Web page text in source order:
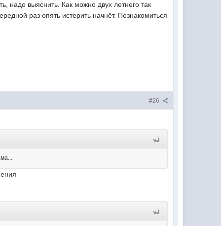
надо выяснить. Как можно двух летнего так
раз опять истерить начнёт. Познакомиться
#26